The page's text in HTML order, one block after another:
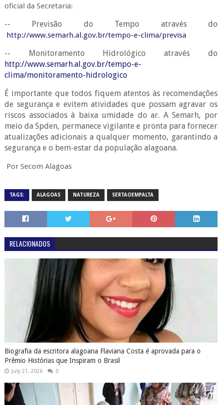
oficial da Secretaria:
-- Previsão do Tempo através do
http://www.semarh.al.gov.br/tempo-e-clima/previsa
-- Monitoramento Hidrológico através do
http://www.semarh.al.gov.br/tempo-e-
clima/monitoramento-hidrologico
É importante que todos fiquem atentos às recomendações
de segurança e evitem atividades que possam agravar os
riscos associados à baixa umidade do ar. A Semarh, por
meio da Spden, permanece vigilante e pronta para fornecer
atualizações adicionais a qualquer momento, garantindo a
segurança e o bem-estar da população alagoana.
Por Secom Alagoas
TAGS: ALAGOAS NATUREZA SERTAOEMPALTA
RELACIONADOS
Biografia da escritora alagoana Flaviana Costa é aprovada para o
Prêmio Histórias que Inspiram o Brasil
July 21, 2026 0